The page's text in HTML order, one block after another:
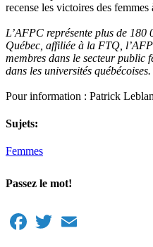
recense les victoires des
L’AFPC représente plus de
Québec, affiliée à la FTQ,
membres dans le secteur public
dans les universités québécoises.
Pour information : Patrick
Sujets:
Femmes
Passez le mot!
Facebook
Twitter